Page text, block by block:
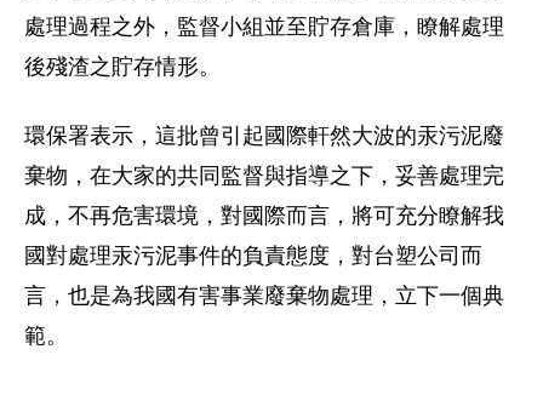
處理過程之外，監督小組並至貯存倉庫，瞭解處理
後殘渣之貯存情形。
環保署表示，這批曾引起國際軒然大波的汞污泥廢
棄物，在大家的共同監督與指導之下，妥善處理完
成，不再危害環境，對國際而言，將可充分瞭解我
國對處理汞污泥事件的負責態度，對台塑公司而
言，也是為我國有害事業廢棄物處理，立下一個典
範。